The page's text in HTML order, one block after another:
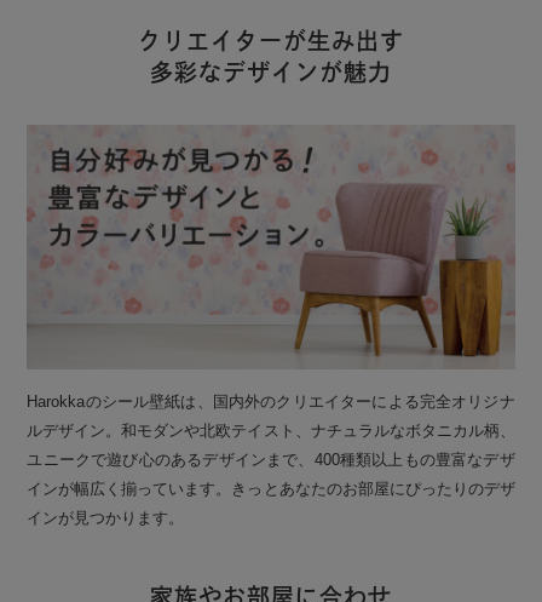
クリエイターが生み出す
多彩なデザインが魅力
Harokkaのシール壁紙は、国内外のクリエイターによる完全オリジナ
ルデザイン。和モダンや北欧テイスト、ナチュラルなボタニカル柄、
ユニークで遊び心のあるデザインまで、400種類以上もの豊富なデザ
インが幅広く揃っています。きっとあなたのお部屋にぴったりのデザ
インが見つかります。
家族やお部屋に合わせ